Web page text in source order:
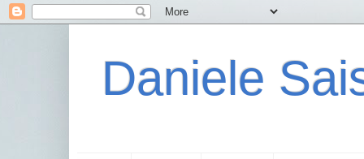
Daniele